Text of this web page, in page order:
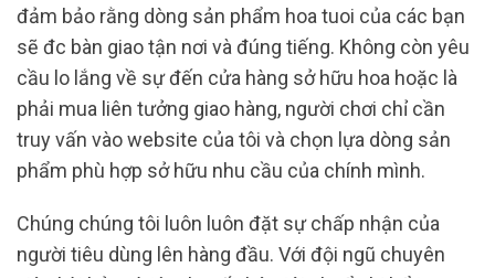
đảm bảo rằng dòng sản phẩm hoa tuoi của các bạn
sẽ đc bàn giao tận nơi và đúng tiếng. Không còn yêu
cầu lo lắng về sự đến cửa hàng sở hữu hoa hoặc là
phải mua liên tưởng giao hàng, người chơi chỉ cần
truy vấn vào website của tôi và chọn lựa dòng sản
phẩm phù hợp sở hữu nhu cầu của chính mình.
Chúng chúng tôi luôn luôn đặt sự chấp nhận của
người tiêu dùng lên hàng đầu. Với đội ngũ chuyên